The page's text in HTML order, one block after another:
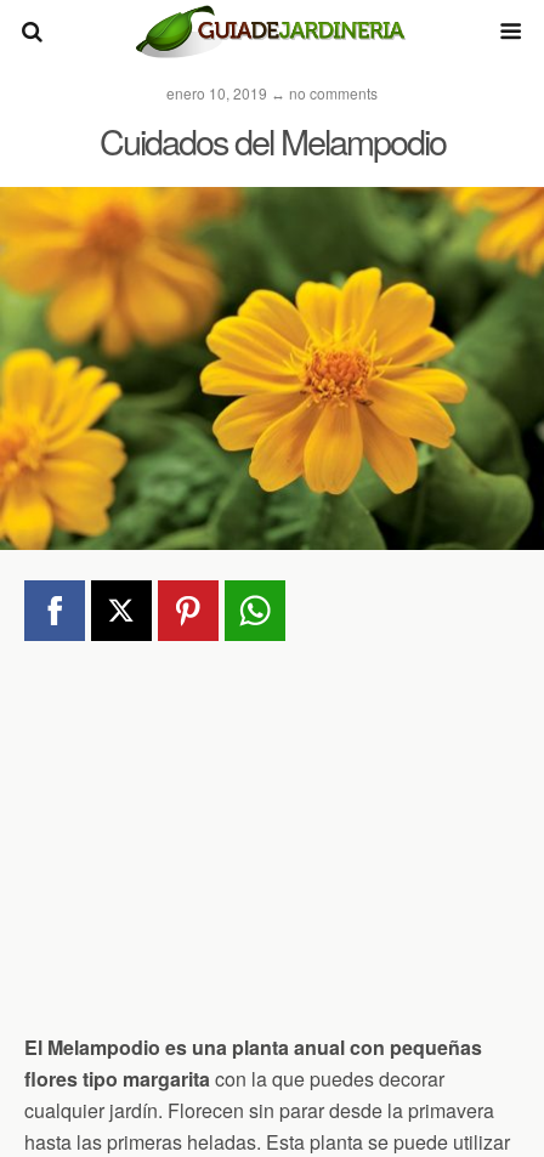
enero 10, 2019 ↔ no comments
Cuidados del Melampodio
El Melampodio es una planta anual con pequeñas
flores tipo margaritacon la que puedes decorar
cualquier jardín. Florecen sin parar desde la primavera
hasta las primeras heladas. Esta planta se puede utilizar